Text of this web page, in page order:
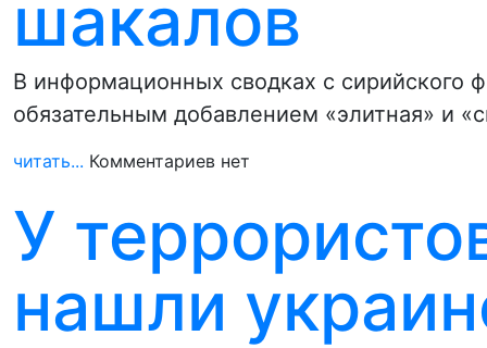
шакалов
В информационных сводках с сирийского
обязательным добавлением «элитная» и
читать... Комментариев нет
У
нашли